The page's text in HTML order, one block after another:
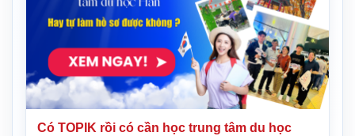
Có TOPIK rồi có cần học trung tâm du học